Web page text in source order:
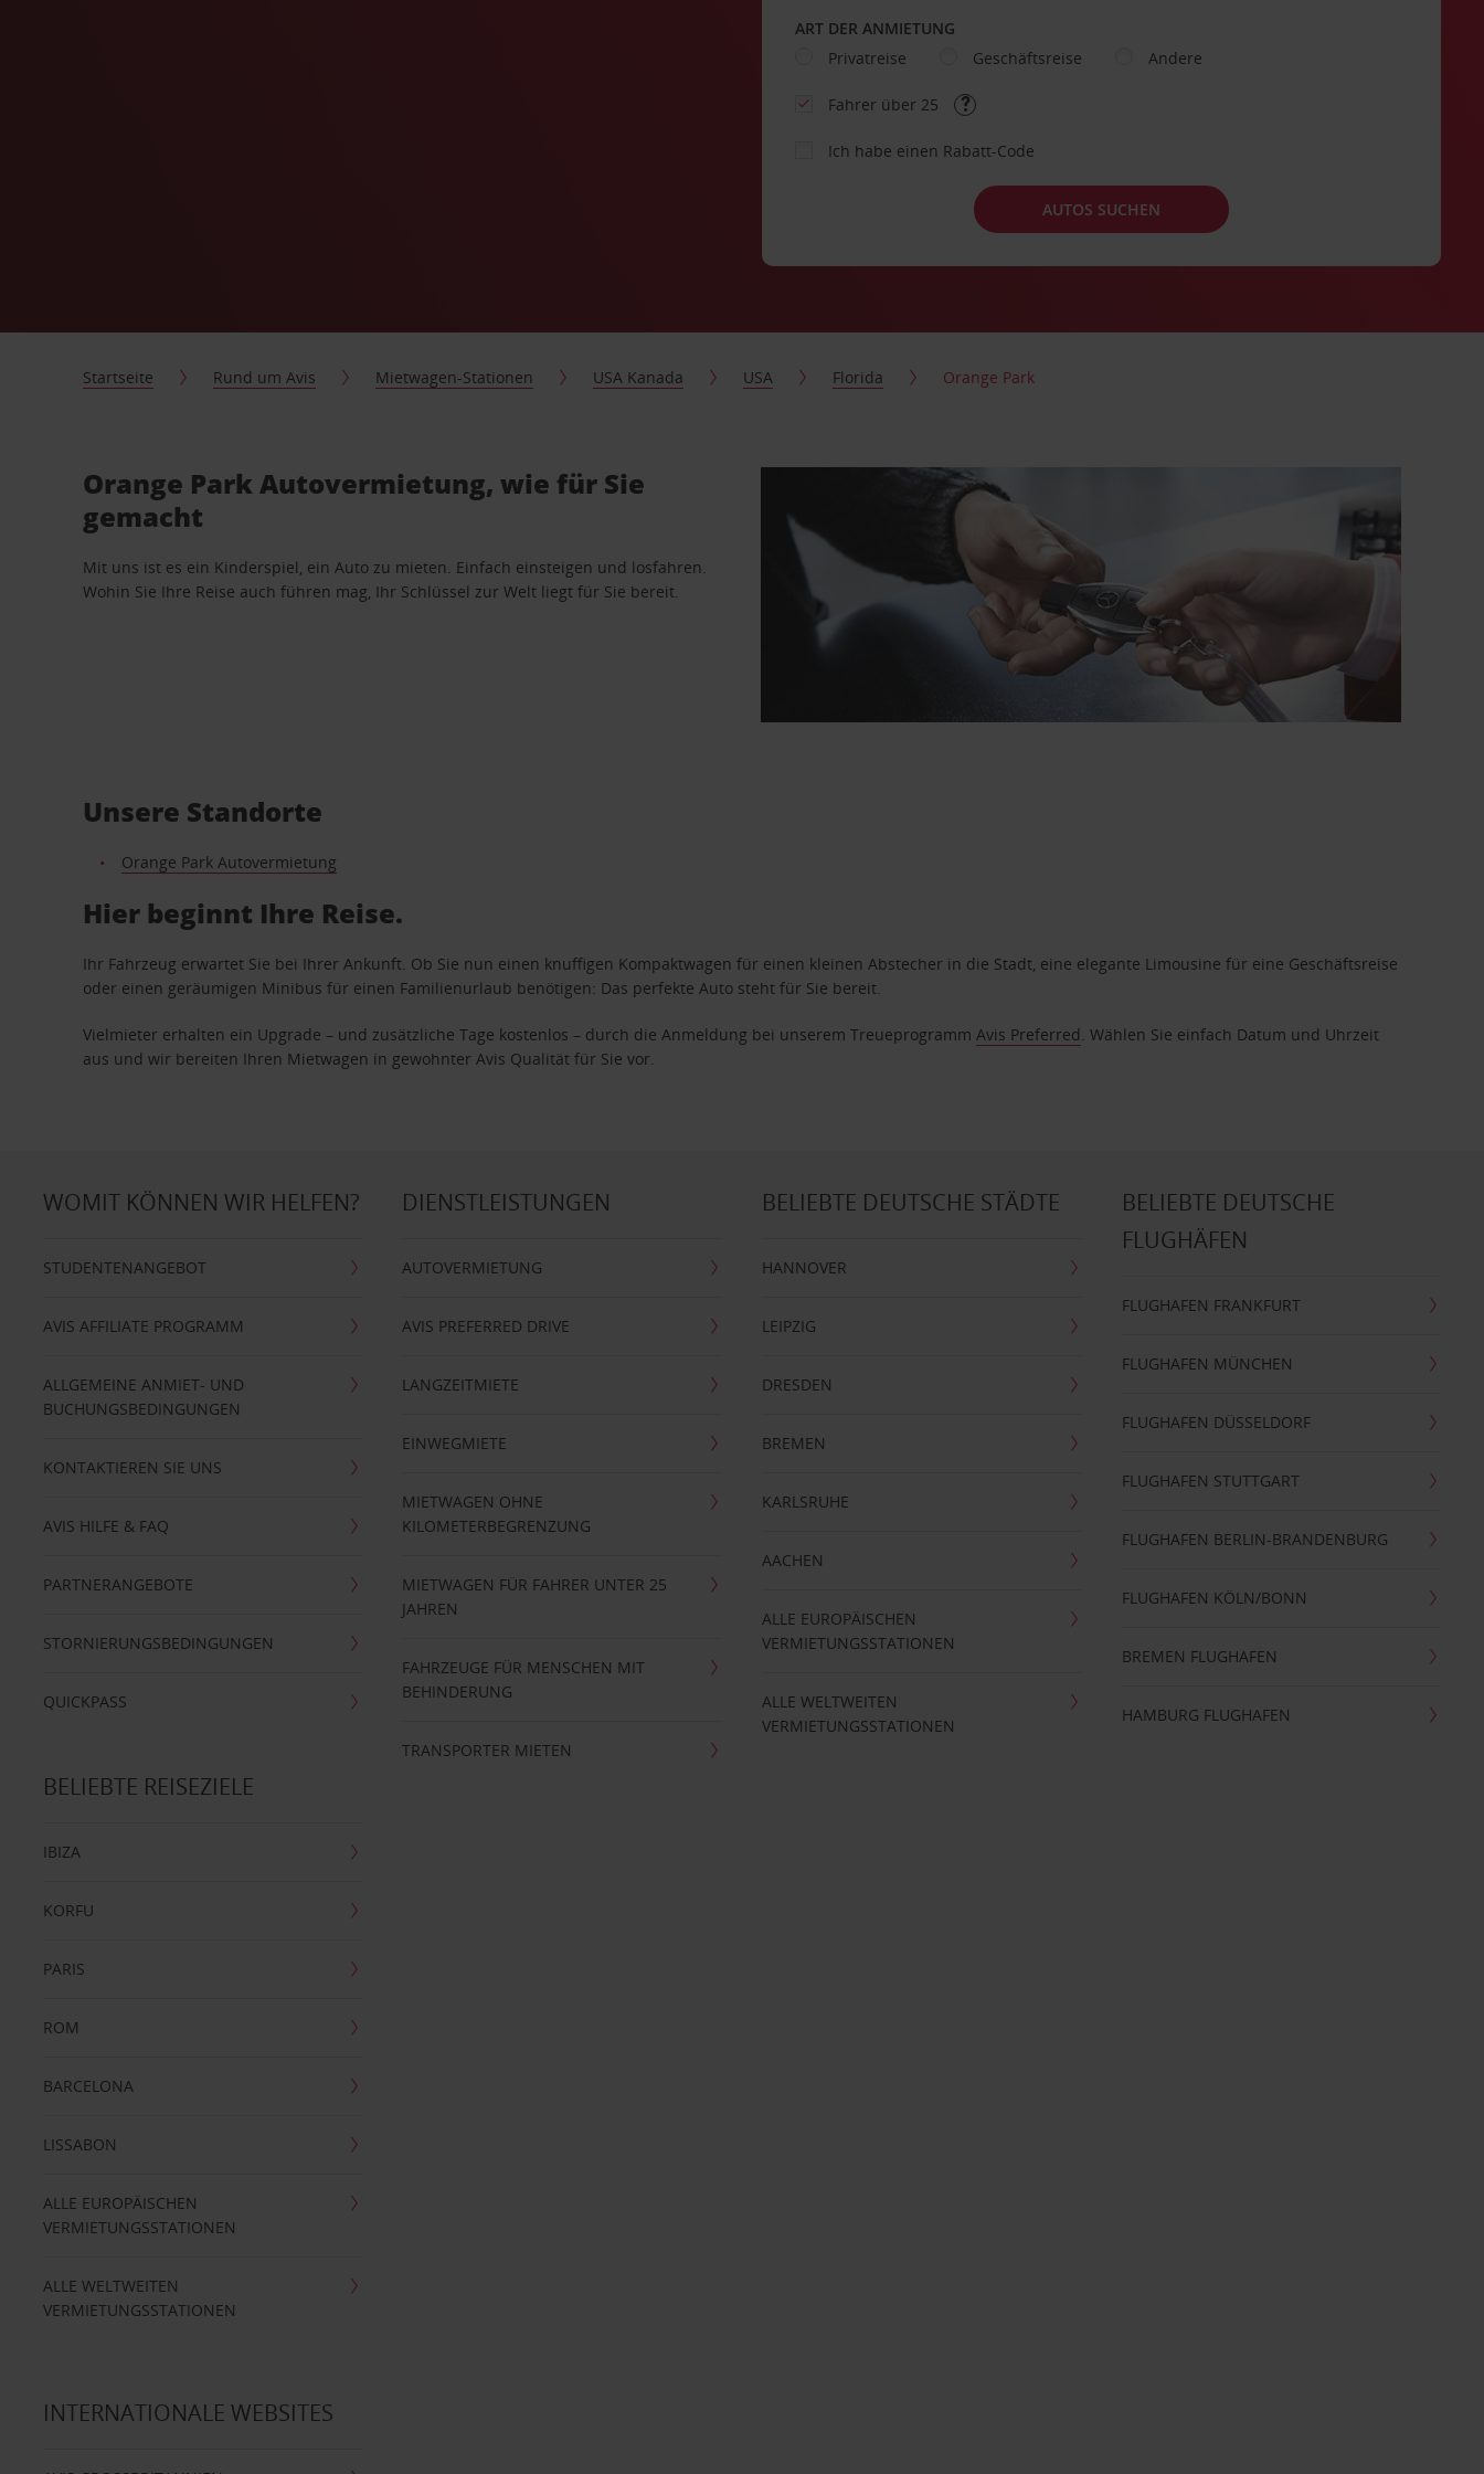
ART DER ANMIETUNG
Privatreise
Geschäftsreise Andere
Fahrer über 25
Ich habe einen Rabatt-Code
AUTOS SUCHEN
Startseite Rund um Avis Mietwagen-Stationen USA Kanada USA Florida Orange Park
Orange Park Autovermietung, wie für Sie
gemacht
Mit uns ist es ein Kinderspiel, ein Auto zu mieten. Einfach einsteigen und losfahren.
Wohin Sie Ihre Reise auch führen mag, Ihr Schlüssel zur Welt liegt für Sie bereit.
Unsere Standorte
Orange Park Autovermietung
Hier beginnt Ihre Reise.
Ihr Fahrzeug erwartet Sie bei Ihrer Ankunft. Ob Sie nun einen knuffigen Kompaktwagen für einen kleinen Abstecher in die Stadt, eine elegante Limousine für eine Geschäftsreise
oder einen geräumigen Minibus für einen Familienurlaub benötigen: Das perfekte Auto steht für Sie bereit.
Vielmieter erhalten ein Upgrade – und zusätzliche Tage kostenlos – durch die Anmeldung bei unserem TreueprogrammAvis Preferred. Wählen Sie einfach Datum und Uhrzeit
aus und wir bereiten Ihren Mietwagen in gewohnter Avis Qualität für Sie vor.
WOMIT KÖNNEN WIR HELFEN?
STUDENTENANGEBOT
AVIS AFFILIATE PROGRAMM
ALLGEMEINE ANMIET- UND
BUCHUNGSBEDINGUNGEN
KONTAKTIEREN SIE UNS
AVIS HILFE & FAQ
PARTNERANGEBOTE
STORNIERUNGSBEDINGUNGEN
QUICKPASS
DIENSTLEISTUNGEN
AUTOVERMIETUNG
AVIS PREFERRED DRIVE
LANGZEITMIETE
EINWEGMIETE
MIETWAGEN OHNE
KILOMETERBEGRENZUNG
MIETWAGEN FÜR FAHRER UNTER 25
JAHREN
FAHRZEUGE FÜR MENSCHEN MIT
BEHINDERUNG
TRANSPORTER MIETEN
BELIEBTE DEUTSCHE STÄDTE
HANNOVER
LEIPZIG
DRESDEN
BREMEN
KARLSRUHE
AACHEN
ALLE EUROPÄISCHEN
VERMIETUNGSSTATIONEN
ALLE WELTWEITEN
VERMIETUNGSSTATIONEN
BELIEBTE DEUTSCHE
FLUGHÄFEN
FLUGHAFEN FRANKFURT
FLUGHAFEN MÜNCHEN
FLUGHAFEN DÜSSELDORF
FLUGHAFEN STUTTGART
FLUGHAFEN BERLIN-BRANDENBURG
FLUGHAFEN KÖLN/BONN
BREMEN FLUGHAFEN
HAMBURG FLUGHAFEN
BELIEBTE REISEZIELE
IBIZA
KORFU
PARIS
ROM
BARCELONA
LISSABON
ALLE EUROPÄISCHEN
VERMIETUNGSSTATIONEN
ALLE WELTWEITEN
VERMIETUNGSSTATIONEN
INTERNATIONALE WEBSITES